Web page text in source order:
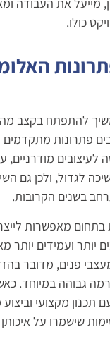
כולו.
להתפתח בקצב
פתרונות
מודרניים,
לגדול, ולכן גם
בשנים הקרובות.
בתחום מאפשרות
יותר ועמידים יותר
פנים, מדובר
גבוהה במיוחד.
תכנון מקצועי וביצוע
שישמרו על